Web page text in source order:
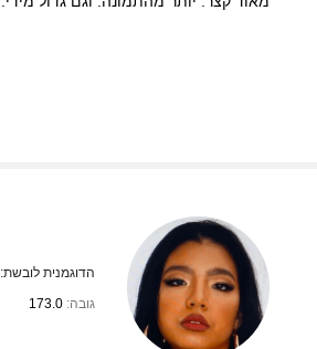
הדוגמנית לובשת:
גובה: 173.0